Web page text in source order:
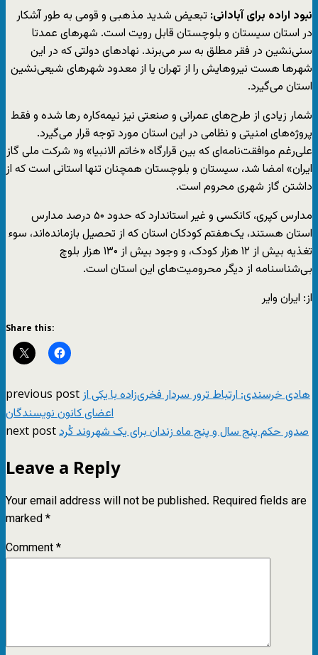
نبود اراده برای آبادانی: تبعیض شدید مذهبی و قومی به طور آشکار
در استان سیستان و بلوچستان قابل رویت است. شهرهای عمدتا
سنی‌نشین در فقر مطلق به سر می‌برند. نهادهای دولتی که در این
شهرها هست نیروهایش را از تهران یا از معدود شهرهای شیعی‌نشین
استان می‌گیرد.
شمار زیادی از طرح‌های عمرانی و صنعتی نیز نیمه‌کاره رها شده و فقط
پروژه‌های امنیتی و نظامی در این استان مورد توجه قرار می‌گیرد.
علی‌رغم موافقت‌نامه‌ای که بین قرارگاه «خاتم الانبیا» و« شرکت ملی گاز
ایران» امضا شد، سیستان و بلوچستان همچنان تنها استانی است که از
داشتن گاز شهری محروم است.
مدارس کپری، کانکسی و غیر استاندارد که حدود ۵۰ درصد مدارس
استان هستند، یک‌هفتم کودکان استان که از تحصیل بازمانده‌اند، سوء
تغذیه بیش از ۱۲ هزار کودک، و وجود بیش از ۱۳۰ هزار بلوچ
بی‌شناسنامه از دیگر محرومیت‌های این استان است.
از: ایران وایر
Share this:
previous post هادی خرسندی: ارتباط ترور سردار فخری‌زاده با یکی از
اعضای کانون نویسندگان
next postصدور حکم پنج سال و پنج ماه زندان برای یک شهروند کُرد
Leave a Reply
Your email address will not be published. Required fields are
marked*
Comment*